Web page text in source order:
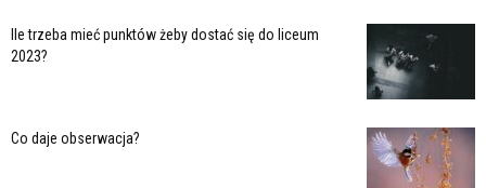
Ile trzeba mieć punktów żeby dostać się do liceum
2023?
Co daje obserwacja?